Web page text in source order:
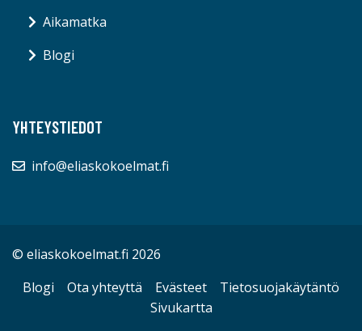
Aikamatka
Blogi
YHTEYSTIEDOT
info@eliaskokoelmat.fi
© eliaskokoelmat.fi 2026
Blogi
Ota yhteyttä Evästeet
Tietosuojakäytäntö
Sivukartta